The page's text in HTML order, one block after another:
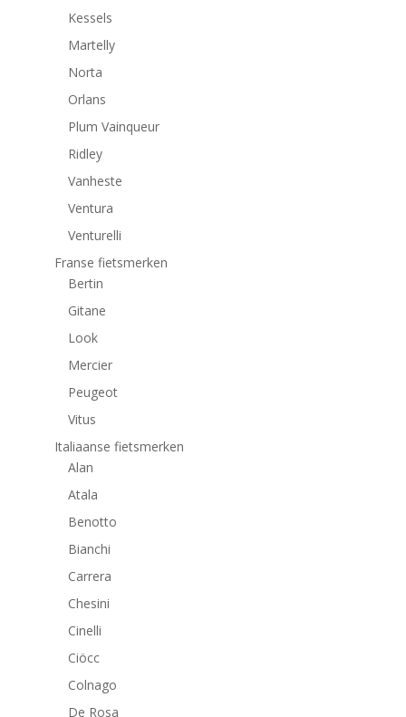
Kessels
Martelly
Norta
Orlans
Plum Vainqueur
Ridley
Vanheste
Ventura
Venturelli
Franse fietsmerken
Bertin
Gitane
Look
Mercier
Peugeot
Vitus
Italiaanse fietsmerken
Alan
Atala
Benotto
Bianchi
Carrera
Chesini
Cinelli
Ciöcc
Colnago
De Rosa